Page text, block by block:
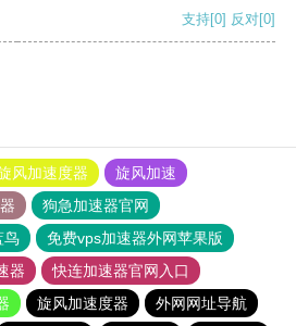
支持[0] 反对[0]
风加速度器
旋风加速
狗急加速器官网
鸟
免费vps加速器外网苹果版
器
快连加速器官网入口
旋风加速度器
外网网址导航